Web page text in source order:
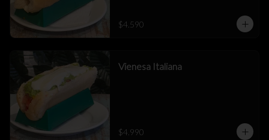
$4.590
Vienesa Italiana
$4.990